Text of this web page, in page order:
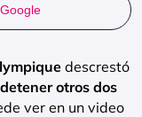
descrestó
otros dos
ver en un video